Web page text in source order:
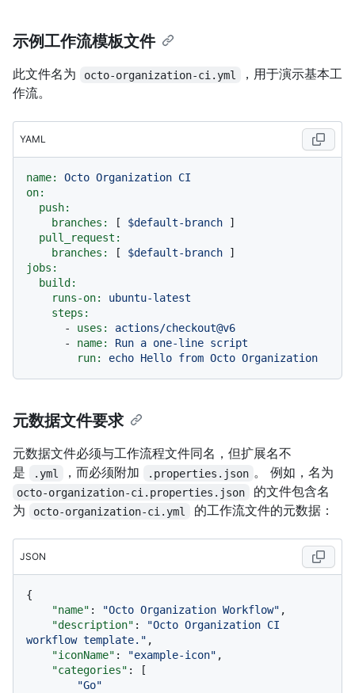
示例工作流模板文件
此文件名为 octo-organization-ci.yml
，用于演示基本工
作流。
YAML
name: Octo Organization CI
on:
push:
branches:
[ $default-branch ]
pull_request:
branches:
[ $default-branch
jobs:
build:
runs-on:
ubuntu-latest
steps:
-
uses:
actions/checkout@v6
-
name: Run a one-line script
run:
echo Hello from Octo Organization
元数据文件要求
元数据文件必须与工作流程文件同名，但扩展名不
是
.yml ，而必须附加 .properties.json 。 例如，名为
octo-organization-ci.properties.json
的文件包含名
为
octo-organization-ci.yml 的工作流文件的元数据：
JSON
{
"name" : "Octo Organization Workflow" ,
"description" :
"Octo Organization CI
workflow template." ,
"iconName" : "example-icon" ,
"categories" :
[
"Go"